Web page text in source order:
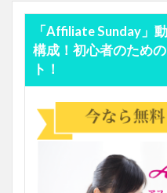
「Affiliate Sunday」
構成！初心者のため
ト！